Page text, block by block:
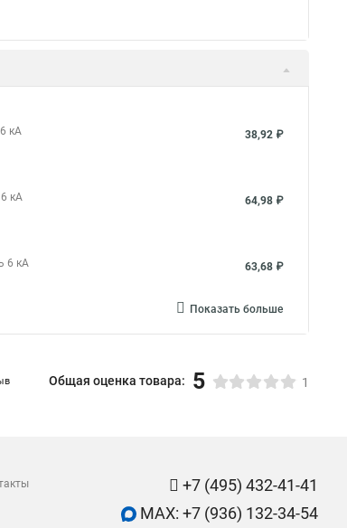
кА 38,92 ₽
кА 64,98 ₽
6 кА 63,68 ₽
Показать больше
Общая оценка товара: 5 1
+7 (495) 432-41-41
MAX: +7 (936) 132-34-54